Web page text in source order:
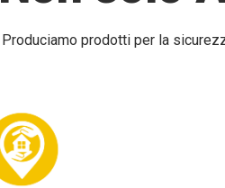
Produciamo prodotti per la